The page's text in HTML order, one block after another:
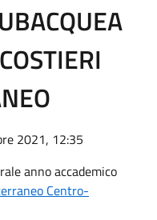
2021, 12:35
anno accademico
Centro-